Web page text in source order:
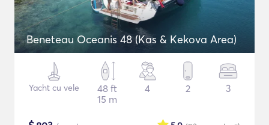
Beneteau Oceanis 48 (Kas & Kekova Area)
Yacht cu vele
48 ft
15 m
4 2 3